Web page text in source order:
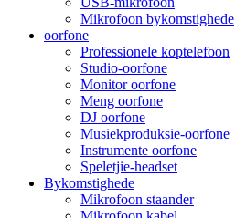
Mikrofoon bykomstighede
oorfone
Professionele koptelefoon
Studio-oorfone
Monitor oorfone
Meng oorfone
DJ oorfone
Musiekproduksie-oorfone
Instrumente oorfone
Speletjie-headset
Bykomstighede
Mikrofoon staander